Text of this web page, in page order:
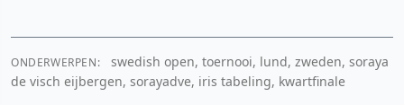
ONDERWERPEN:
swedish open, toernooi, lund, zweden, soraya
de visch eijbergen, sorayadve, iris tabeling, kwartfinale